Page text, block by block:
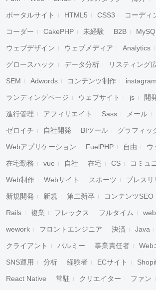
ポータルサイト HTML5 CSS3 コーディ
コーダー CakePHP 未経験 B2B
ウェブデザイン ウェブメディア Analytics
グロースハック データ分析 リスティング
SEM Adwords コンテンツ制作 instagram
ランディングページ ウェブサイト js 開
進行管理 アフィリエイト Sass メール
ゼロイチ 自社開発 BIツール グラフィッ
Webアプリケーション FuelPHP 自由 ウ
在宅勤務 vue 自社 在宅 CS コミュ
Web制作 Webサイト スポーツ プレスリ
新規開発 新規 第二新卒 コンテンツSEO
Rails 複業 フレックス フルタイム
wework フロントエンジニア 決済 Java
クライアント パルミー 事業責任者 Web
SNS運用 分析 経験者 ECサイト
React Native 常駐 クリエイター ファン